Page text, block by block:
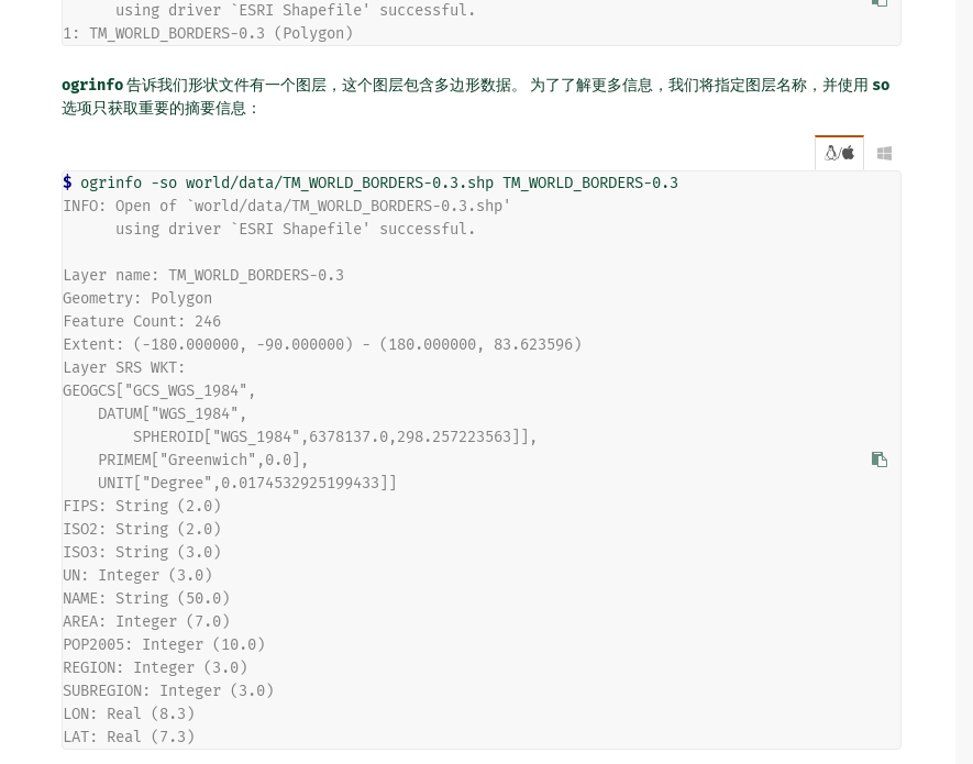
      using driver `ESRI Shapefile' successful.
1: TM_WORLD_BORDERS-0.3 (Polygon)
ogrinfo告诉我们形状文件有一个图层，这个图层包含多边形数据。 为了了解更多信息，我们将指定图层名称，并使用 so
选项只获取重要的摘要信息：
/ 
$
INFO: Open of `world/data/TM_WORLD_BORDERS-0.3.shp'
      using driver `ESRI Shapefile' successful.
Layer name: TM_WORLD_BORDERS-0.3
Geometry: Polygon
Feature Count: 246
Extent: (-180.000000, -90.000000) - (180.000000, 83.623596)
Layer SRS WKT:
GEOGCS["GCS_WGS_1984",
    DATUM["WGS_1984",
        SPHEROID["WGS_1984",6378137.0,298.257223563]],
    PRIMEM["Greenwich",0.0],
    UNIT["Degree",0.0174532925199433]]
FIPS: String (2.0)
ISO2: String (2.0)
ISO3: String (3.0)
UN: Integer (3.0)
NAME: String (50.0)
AREA: Integer (7.0)
POP2005: Integer (10.0)
REGION: Integer (3.0)
SUBREGION: Integer (3.0)
LON: Real (8.3)
LAT: Real (7.3)